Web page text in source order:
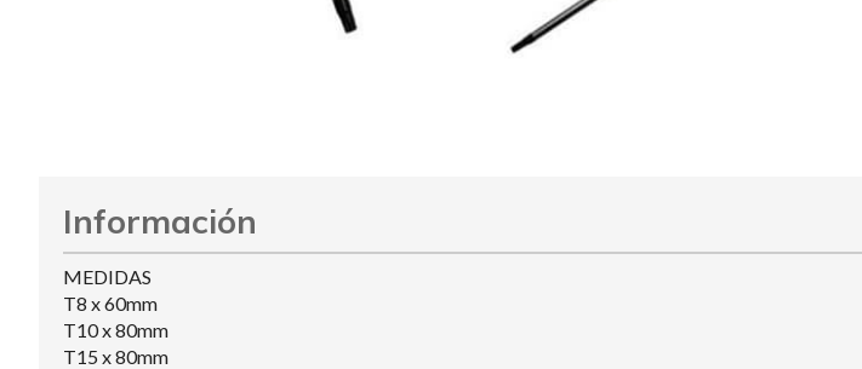
Información
MEDIDAS
T8 x 60mm
T10 x 80mm
T15 x 80mm